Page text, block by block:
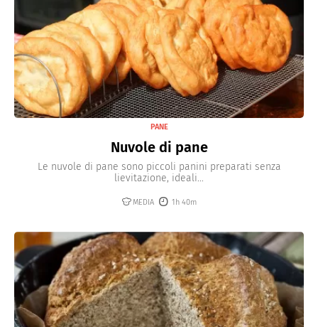
PANE
Nuvole di pane
Le nuvole di pane sono piccoli panini preparati senza
lievitazione, ideali...
MEDIA 1h 40m